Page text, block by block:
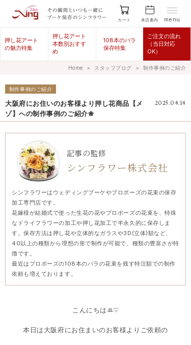
カート 来店案内 menu
押し花アート
の魅力特集
押し花アート
本数別おすす
め
108本のバラ
保存特集
ご注文の流れ
（当日対応
OK）
Home ＞ スタッフブログ ＞ 制作事例のご紹介
制作事例のご紹介
2025.04.14
大阪府にお住いのお客様より押し花商品【メ
ゾ】への制作事例のご紹介❀
記事の監修
シンフラワー株式会社
シンフラワーはウェディングブーケやプロポーズの花束の保存
加工専門店です。
花嫁様が結婚式で使った生花の花やプロポーズの花束を、特殊
なドライフラワーの加工や押し花加工で半永久的に保存しま
す。保存方法は押し花や立体的なガラスや3D(立体)額など、
40以上の種類から理想の形で制作が可能で、種類の豊富さが特
徴です。
最近はプロポーズの108本のバラの花束を残す特注額での制作
依頼も増えております。
こんにちはꔛ♡
本日は大阪府にお住まいのお客様よりご依頼の